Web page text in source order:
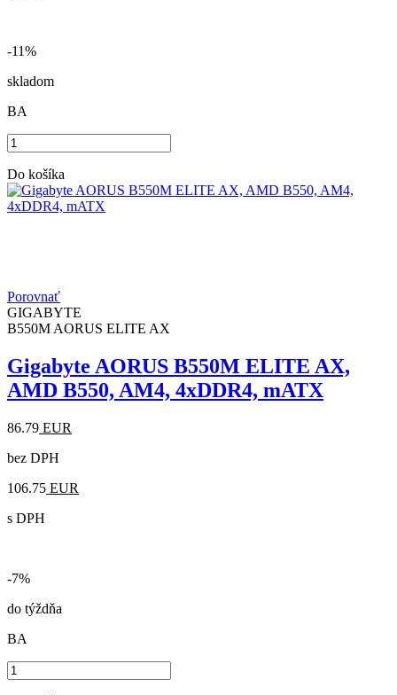
-11%
skladom
BA
Do košíka
Porovnať
GIGABYTE
B550M AORUS ELITE AX
Gigabyte AORUS B550M ELITE AX,
AMD B550, AM4, 4xDDR4, mATX
86.79 EUR
bez DPH
106.75 EUR
s DPH
-7%
do týždňa
BA